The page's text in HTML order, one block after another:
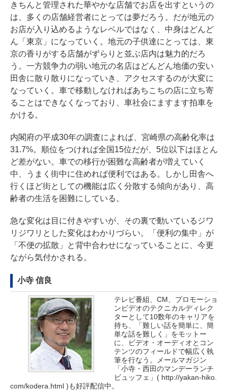
きちんと管理された華やかな店舗でお店を出すというの
は、多くの店舗経営者にとっては夢だろう。だが地元の
お店が入り込めるようなレベルではなく、中身はどんど
ん「東京」になっていく。地元の子供達にとっては、東
京の香りがする店舗がずらりと並ぶ店内は魅力的だろ
う。一方競争力の弱い地元の名店はどんどん地価の安い
田舎に散り散りになっていき、アクセスするのが大変に
なっていく。車で移動しなければあちこちの店に立ち寄
ることはできなくなっており、車社会にますます拍車を
かける。
内閣府の平成30年の調査によれば、宮崎県の高齢化率は
31.7%。順位をつければ全国15位だが、5位以下はほとん
ど差がない。車での移行が困難な高齢者が増えていく
中、うまく街中に住めれば便利ではある。しかし田舎へ
行くほど街としての機能は広く分散する傾向があり、高
齢者の生活を困難にしている。
急な変化は目に付きやすいが、その裏で動いているジワ
リジワリとした変化はわかりづらい。「便利の集中」が
「不便の拡散」と背中合わせになっていることに、今更
ながら気付かされる。
小寺 信良
テレビ番組、CM、プロモーショ
ンビデオのテクニカルディレク
ターとして10数年のキャリアを
持ち、「難しい話を簡単に、簡
単な話を難しく」をモットー
に、ビデオ・オーディオとコン
テンツのフィールドで幅広く執
筆を行なう。メールマガジン
「小寺・西田のマンデーランチ
ビュッフェ」( http://yakan-hiko.
com/kodera.html)も好評配信中。